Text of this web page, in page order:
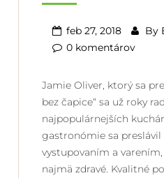
feb 27, 2018 By
0 komentárov
Jamie Oliver, ktorý sa
bez čapice“ sa už roky
najpopulárnejších
gastronómie sa
vystupovaním a
najmä zdravé. Kvalitné